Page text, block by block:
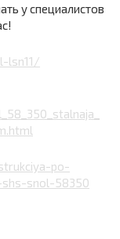
у специалистов
lsn11/
po-
shs-snol-58350